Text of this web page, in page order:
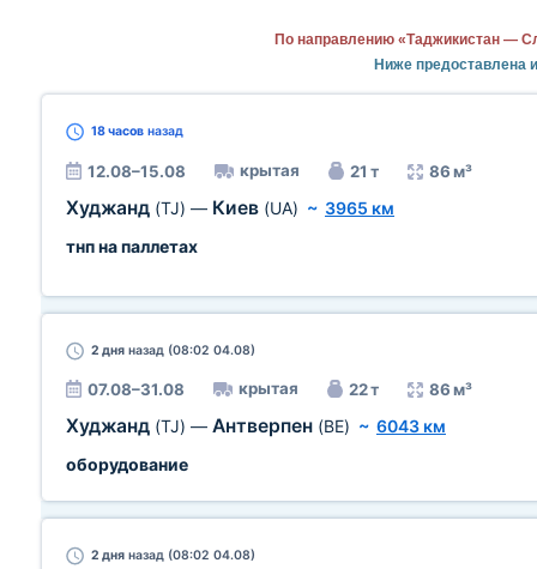
По направлению «Таджикистан —
Ниже предоставлена
18 часов назад
12.08–15.08 крытая 21 т 86 м³
Худжанд (TJ) — Киев (UA) ~ 3965 км
тнп на паллетах
2 дня назад (08:02 04.08)
07.08–31.08 крытая 22 т 86 м³
Худжанд (TJ) — Антверпен (BE) ~ 6043 км
оборудование
2 дня назад (08:02 04.08)